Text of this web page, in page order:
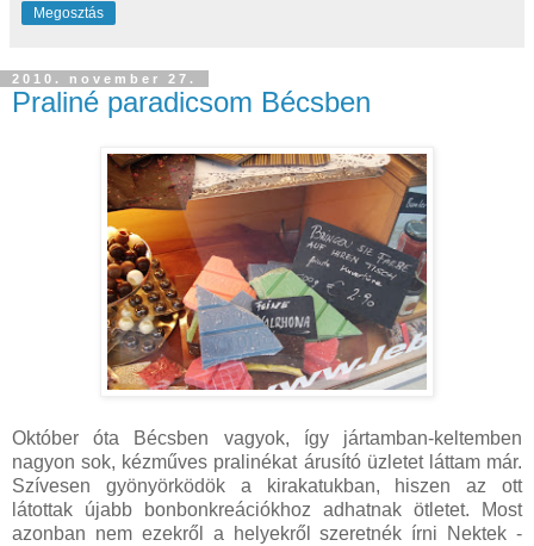
Megosztás
2010. november 27.
Praliné paradicsom Bécsben
Október óta Bécsben vagyok, így jártamban-keltemben
nagyon sok, kézműves pralinékat árusító üzletet láttam már.
Szívesen gyönyörködök a kirakatukban, hiszen az ott
látottak újabb bonbonkreációkhoz adhatnak ötletet. Most
azonban nem ezekről a helyekről szeretnék írni Nektek -